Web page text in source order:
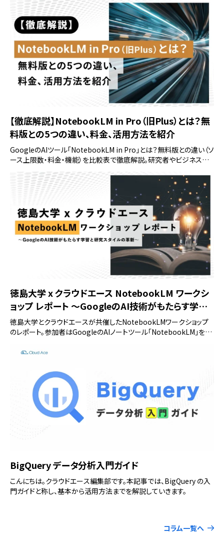
【徹底解説】NotebookLM in Pro（旧Plus）とは？無
料版との5つの違い、料金、活用方法を紹介
GoogleのAIツール「NotebookLM in Pro」とは？無料版との違い（ソ
ース上限数・料金・機能）を比較表で徹底解説。研究者やビジネスパ
ーソン向けの具体的な活用シーンから、Pro機能へのアップグレード
手順まで、この記事を読めば全てがわかります。
徳島大学 x クラウドエース NotebookLM ワークシ
ョップ レポート 〜GoogleのAI技術がもたらす学習
と研究スタイルの革新〜
徳島大学とクラウドエースが共催したNotebookLMワークショップ
のレポート。参加者はGoogleのAIノートツール「NotebookLM」を活
AIが教育・研究にもたらす可能性を実感するイベントとなりました。
BigQuery データ分析入門ガイド
こんにちは。クラウドエース編集部です。本記事では、BigQuery の入
門ガイドと称し、基本から活用方法までを解説していきます。
コラム一覧へ